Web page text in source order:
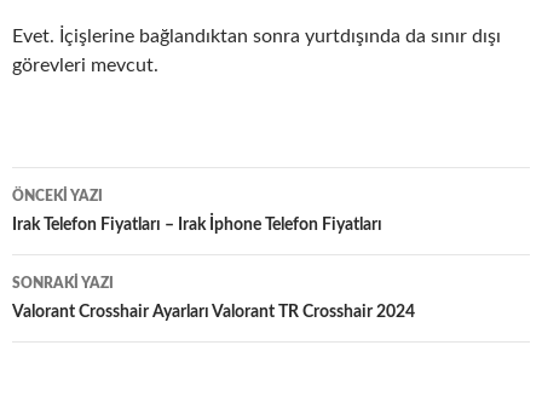
Evet. İçişlerine bağlandıktan sonra yurtdışında da sınır dışı
görevleri mevcut.
Yazı
dolaşımı
ÖNCEKI YAZI
Irak Telefon Fiyatları – Irak İphone Telefon Fiyatları
SONRAKI YAZI
Valorant Crosshair Ayarları Valorant TR Crosshair 2024